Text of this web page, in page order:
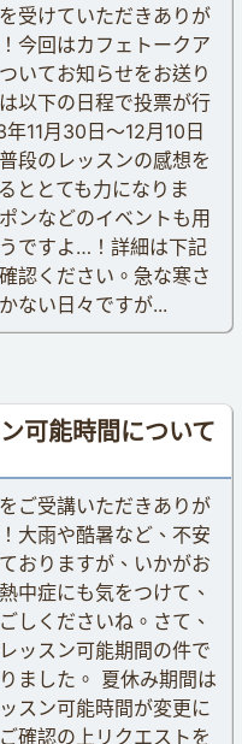
受けていただきありが
今回はカフェトークア
いてお知らせをお送り
以下の日程で投票が行
11月30日〜12月10日
段のレッスンの感想を
ととても力になりま
ンなどのイベントも用
ですよ…！詳細は下記
認ください。急な寒さ
ない日々ですが...
可能時間について
ご受講いただきありが
大雨や酷暑など、不安
おりますが、いかがお
中症にも気をつけて、
しくださいね。さて、
ッスン可能期間の件で
ました。 夏休み期間は
スン可能時間が変更に
確認の上リクエストを